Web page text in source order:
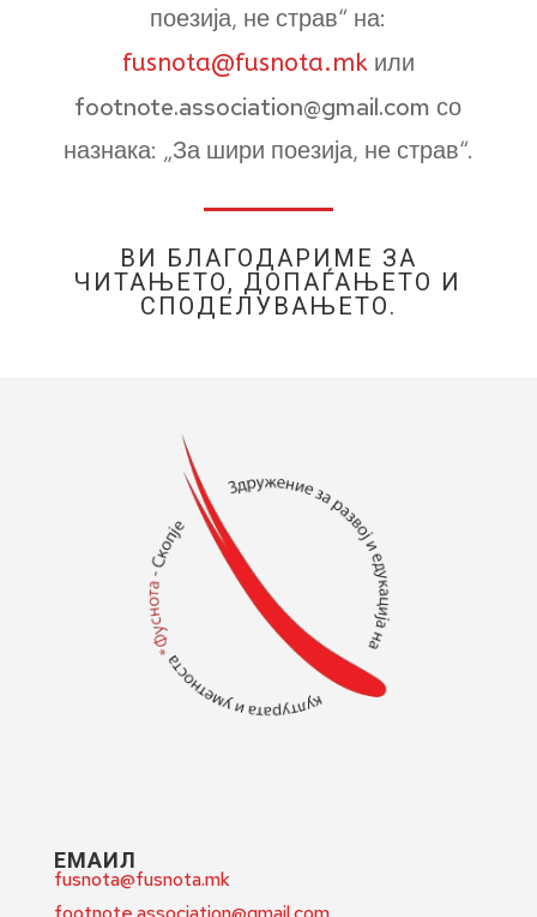
поезија, не страв“ на:
fusnota@fusnota.mkили
footnote.association@gmail.com со
назнака: „За шири поезија, не страв“.
ВИ БЛАГОДАРИМЕ ЗА
ЧИТАЊЕТО, ДОПАЃАЊЕТО И
СПОДЕЛУВАЊЕТО.
ЕМАИЛ
fusnota@fusnota.mk